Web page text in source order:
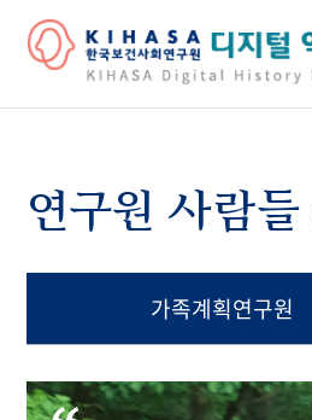
연구원 사람들
가족계획연구원